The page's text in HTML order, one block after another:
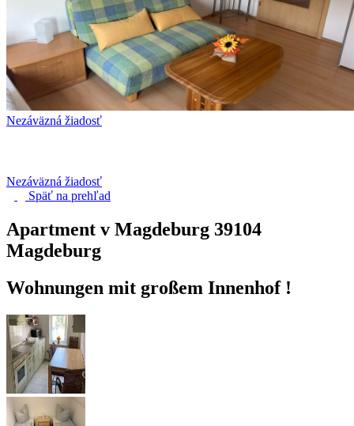
Nezáväzná žiadosť
Nezáväzná žiadosť
Späť na prehľad
Apartment v Magdeburg 39104
Magdeburg
Wohnungen mit großem Innenhof !